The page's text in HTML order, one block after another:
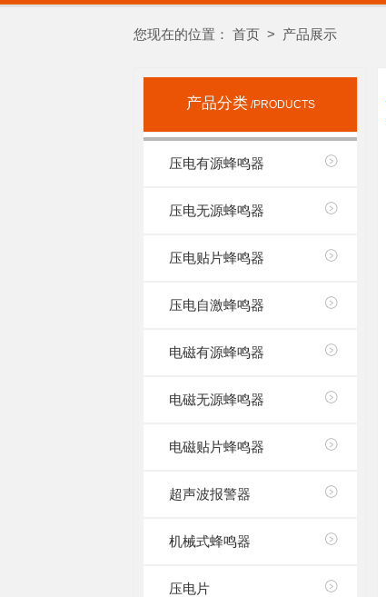
您现在的位置： 首页 > 产品展示
产品分类/PRODUCTS
压电有源蜂鸣器
压电无源蜂鸣器
压电贴片蜂鸣器
压电自激蜂鸣器
电磁有源蜂鸣器
电磁无源蜂鸣器
电磁贴片蜂鸣器
超声波报警器
机械式蜂鸣器
压电片